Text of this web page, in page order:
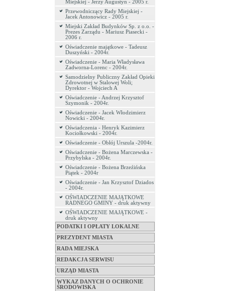
Miejskiej - Jerzy Augustyn - 2005 r.
Przewodniczący Rady Miejskiej -
Jacek Antonowicz - 2005 r.
Miejski Zakład Budynków Sp. z o.o. -
Prezes Zarządu - Mariusz Piasecki -
2006 r.
Oświadczenie majątkowe - Tadeusz
Duszyński - 2004r.
Oświadczenie - Maria Władysława
Zadworna-Lorenc - 2004r.
Samodzielny Publiczny Zakład Opieki
Zdrowotnej w Stalowej Woli;
Dyrektor - Wojciech A
Oświadczenie - Andrzej Krzysztof
Szymonik - 2004r.
Oświadczenie - Jacek Włodzimierz
Nowicki - 2004r.
Oświadczenia - Henryk Kazimierz
Kociołkowski - 2004r.
Oświadczenie - Obłój Urszula -2004r.
Oświadczenie - Bożena Marczewska -
Przybylska - 2004r.
Oświadczenie - Bożena Brzeźińska
Piątek - 2004r
Oświadczenie - Jan Krzysztof Dziados
- 2004r.
OŚWIADCZENIE MAJĄTKOWE
RADNEGO GMINY - druk aktywny
OŚWIADCZENIE MAJĄTKOWE -
druk aktywny
PODATKI I OPŁATY LOKALNE
PREZYDENT MIASTA
RADA MIEJSKA
REDAKCJA SERWISU
URZĄD MIASTA
WYKAZ DANYCH O OCHRONIE
ŚRODOWISKA